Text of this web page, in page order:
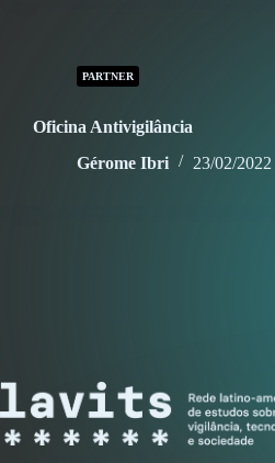
PARTNER
Oficina Antivigilância
Gérome Ibri
23/02/2022